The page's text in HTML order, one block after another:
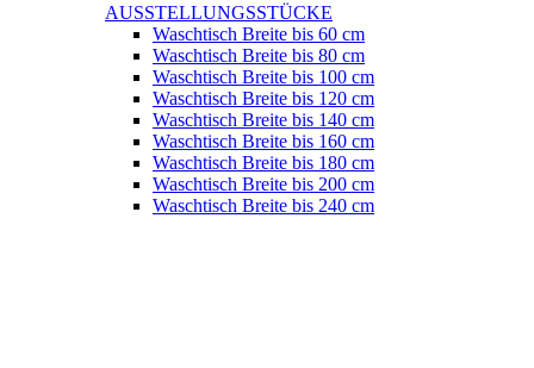
AUSSTELLUNGSSTÜCKE
Waschtisch Breite bis 60 cm
Waschtisch Breite bis 80 cm
Waschtisch Breite bis 100 cm
Waschtisch Breite bis 120 cm
Waschtisch Breite bis 140 cm
Waschtisch Breite bis 160 cm
Waschtisch Breite bis 180 cm
Waschtisch Breite bis 200 cm
Waschtisch Breite bis 240 cm